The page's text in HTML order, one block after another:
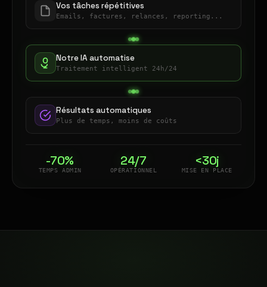
Vos tâches répétitives
Emails, factures, relances, reporting...
Notre IA automatise
Traitement intelligent 24h/24
Résultats automatiques
Plus de temps, moins de coûts
-70%
TEMPS ADMIN
24/7
OPÉRATIONNEL
<30j
MISE EN PLACE